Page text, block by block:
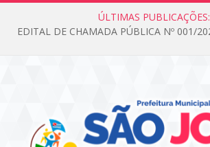
ÚLTIMAS PUBLICAÇÕES: